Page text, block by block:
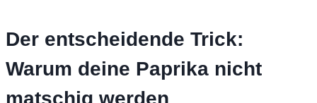
Der entscheidende Trick:
Warum deine Paprika nicht